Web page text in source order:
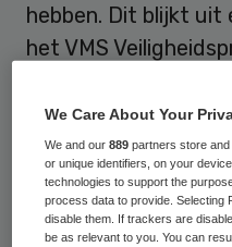
hebben. Dit blijkt uit
het VMS
De Inspectie voor
(IGZ) constateerde
de implementatie
2012, zoals in
We Care About Your
We and our889 partners store
or unique identifiers, on your
technologies to support the
process data to provide. Selecting
disable them. If trackers are
be as relevant to you. You can